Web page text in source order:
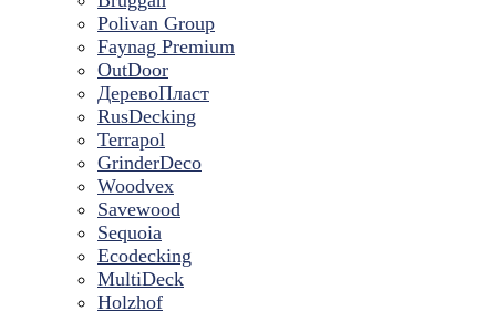
Polivan Group
Faynag Premium
OutDoor
ДеревоПласт
RusDecking
Terrapol
GrinderDeco
Woodvex
Savewood
Sequoia
Ecodecking
MultiDeck
Holzhof